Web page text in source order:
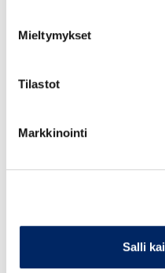
Mieltymykset
Tilastot
Markkinointi
Salli
vaikuttanut
johtajaJaakko Pekki
8.50-9.10
9.10-9.30
tietoturva-asiantuntija